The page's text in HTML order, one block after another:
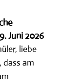
Juni 2026
liebe
am